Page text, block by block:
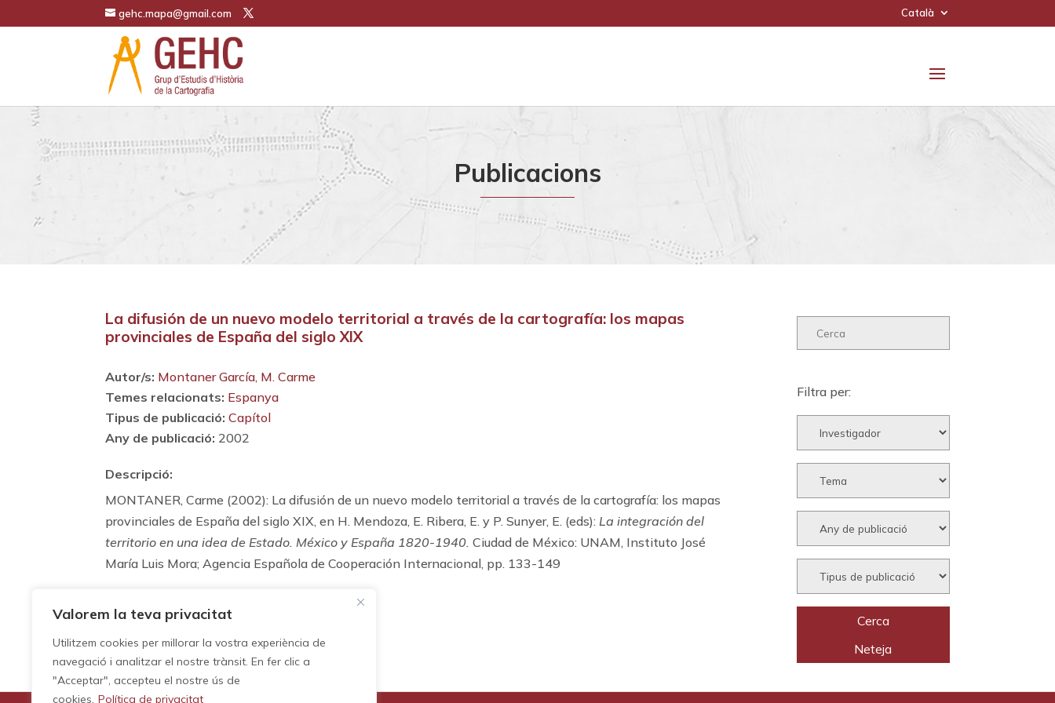
Valorem la teva privacitat
Utilitzem cookies per millorar la vostra experiència de
navegació i analitzar el nostre trànsit. En fer clic a
"Acceptar", accepteu el nostre ús de
cookies. Política de privacitat
gehc.mapa@gmail.com Català
Publicacions
La difusión de un nuevo modelo territorial a través de la cartografía: los mapas
provinciales de España del siglo XIX
Autor/s: Montaner García, M. Carme
Temes relacionats: Espanya
Tipus de publicació: Capítol
Any de publicació: 2002
Descripció:
MONTANER, Carme (2002): La difusión de un nuevo modelo territorial a través de la cartografía: los mapas
provinciales de España del siglo XIX, en H. Mendoza, E. Ribera, E. y P. Sunyer, E. (eds): La integración del
territorio en una idea de Estado. México y España 1820-1940. Ciudad de México: UNAM, Instituto José
María Luis Mora; Agencia Española de Cooperación Internacional, pp. 133-149
Filtra per: